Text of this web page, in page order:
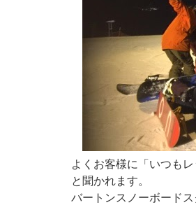
よくお客様に「いつも
と聞かれます。
バートンスノーボード